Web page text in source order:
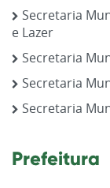
Secretaria
e Lazer
Secretaria
Secretaria
Secretaria
Prefeitura